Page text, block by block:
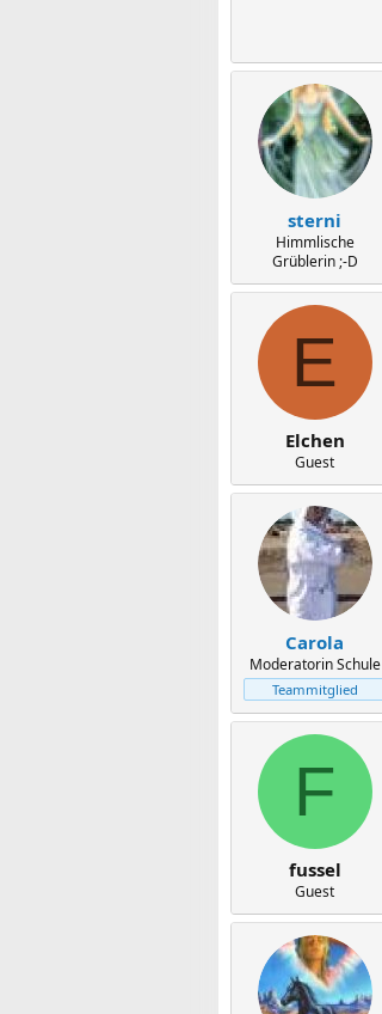
sterni
Himmlische
Grüblerin ;-D
E
Elchen
Guest
Carola
Moderatorin Schule
Teammitglied
F
fussel
Guest